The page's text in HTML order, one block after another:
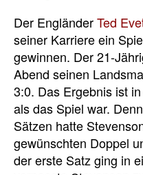
Der EngländerTed
seiner Karriere ein
gewinnen. Der 21-
Abend seinen
3:0. Das Ergebnis ist
als das Spiel war.
Sätzen hatte
gewünschten Doppel
der erste Satz ging in